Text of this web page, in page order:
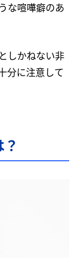
な喧嘩癖のあ
しかねない非
分に注意して